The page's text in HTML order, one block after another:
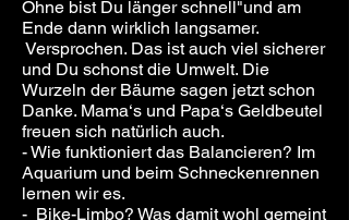
Ohne bist Du länger schnell"und am
Ende dann wirklich langsamer.
Versprochen. Das ist auch viel sicherer
und Du schonst die Umwelt. Die
Wurzeln der Bäume sagen jetzt schon
Danke. Mama‘s und Papa‘s Geldbeutel
freuen sich natürlich auch.
- Wie funktioniert das Balancieren? Im
Aquarium und beim Schneckenrennen
lernen wir es.
- Bike-Limbo? Was damit wohl gemeint